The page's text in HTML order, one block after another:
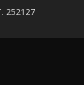
252127